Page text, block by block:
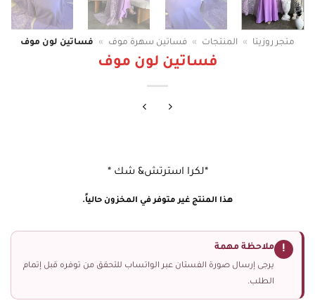
متجر روزيتا » المنتجات » فساتين سهرة موف » فساتين لون موف
فساتين لون موف
*لكرا استرتش& شك *
هذا المنتج غير متوفر في المخزون حالياً.
! ملاحظة مهمة
يرجى إرسال صورة الفستان عبر الواتساب للتحقق من توفره قبل إتمام
الطلب.